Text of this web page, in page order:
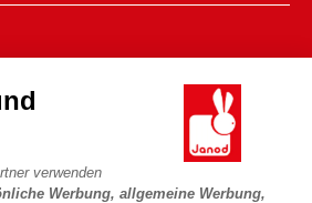
verwenden
Werbung, allgemeine Werbung,